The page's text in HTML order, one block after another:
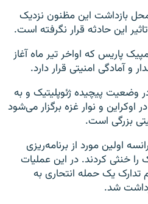
بازداشت اين مظنون نزديک
اين حادثه قرار نگرفته است.
پاريس که اواخر تير ماه آغاز
آمادگی امنيتی قرار دارد.
وضعيت پيچيده ژئوپليتيک و به
و نوار غزه برگزار می‌شود
بزرگی است.
اولين مورد از برنامه‌ريزی
را خنثی کردند. در اين عمليات
تدارک يک حمله انتحاری به
شد.